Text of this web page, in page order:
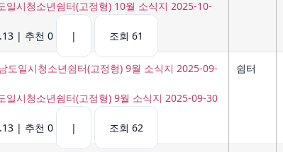
일시청소년쉼터(고정형) 10월 소식지 2025-10-
| 추천 0 | 조회 61
일시청소년쉼터(고정형) 9월 소식지 2025-09-30
| 추천 0 | 조회 62
쉼터